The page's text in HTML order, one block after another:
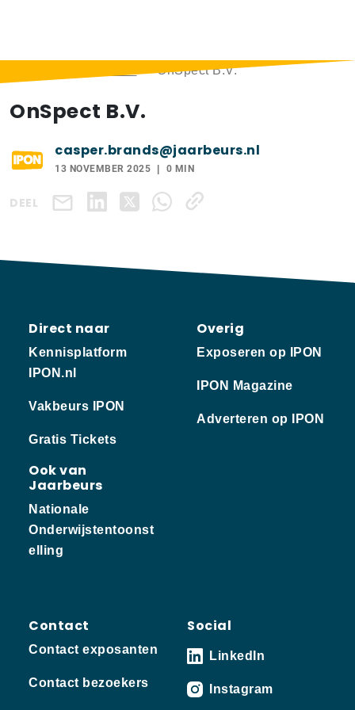
> OnSpect B.V.
OnSpect B.V.
casper.brands@jaarbeurs.nl
13 NOVEMBER 2025 0 MIN
DEEL
Direct naar
Kennisplatform
IPON.nl
Vakbeurs IPON
Gratis Tickets
Ook van
Jaarbeurs
Nationale
Onderwijstentoonst
elling
Overig
Exposeren op IPON
IPON Magazine
Adverteren op IPON
Contact
Contact exposanten
Contact bezoekers
Social
LinkedIn
Instagram